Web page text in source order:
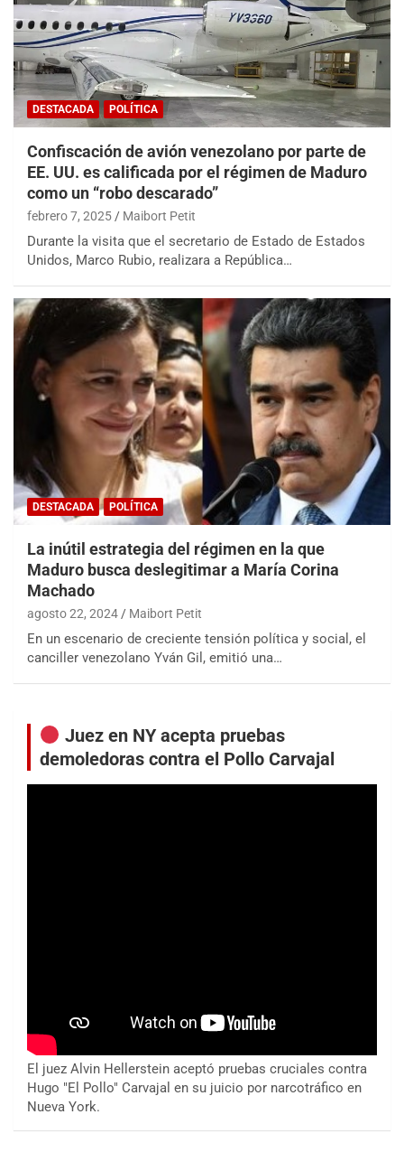
DESTACADA POLÍTICA
Confiscación de avión venezolano por parte de
EE. UU. es calificada por el régimen de Maduro
como un “robo descarado”
febrero 7, 2025 Maibort Petit
Durante la visita que el secretario de Estado de Estados
Unidos, Marco Rubio, realizara a República…
DESTACADA POLÍTICA
La inútil estrategia del régimen en la que
Maduro busca deslegitimar a María Corina
Machado
agosto 22, 2024 Maibort Petit
En un escenario de creciente tensión política y social, el
canciller venezolano Yván Gil, emitió una…
Juez en NY acepta pruebas
demoledoras contra el Pollo Carvajal
El juez Alvin Hellerstein aceptó pruebas cruciales contra
Hugo "El Pollo" Carvajal en su juicio por narcotráfico en
Nueva York.